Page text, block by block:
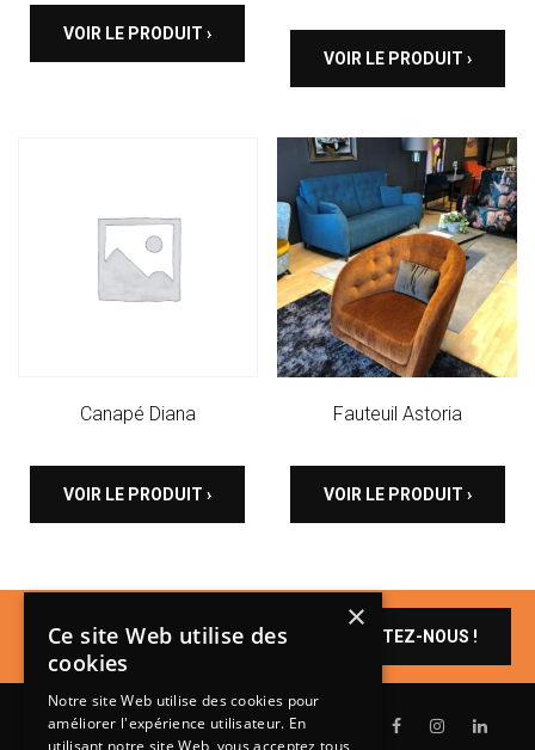
VOIR LE PRODUIT ›
VOIR LE PRODUIT ›
Canapé Diana
VOIR LE PRODUIT ›
Fauteuil Astoria
VOIR LE PRODUIT ›
Un produit vous
intéresse ?
CONTACTEZ-NOUS !
×
Ce site Web utilise des
cookies
Notre site Web utilise des cookies pour
améliorer l'expérience utilisateur. En
utilisant notre site Web, vous acceptez tous